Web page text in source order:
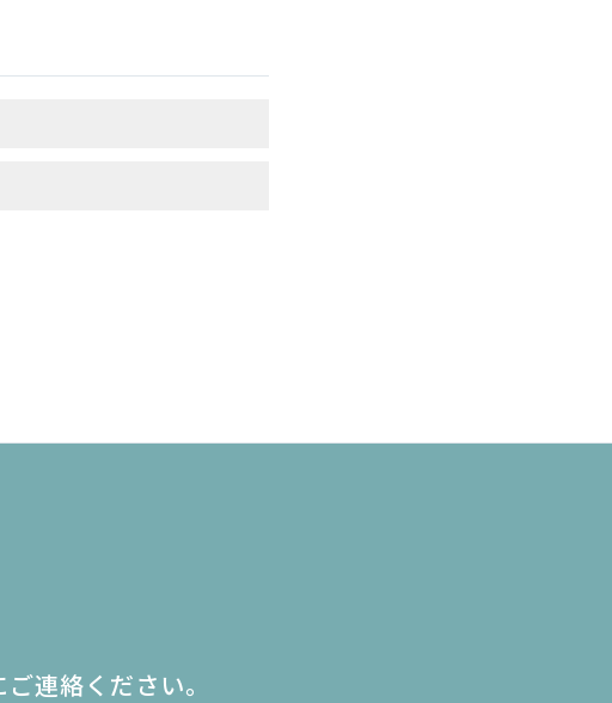
連絡ください。